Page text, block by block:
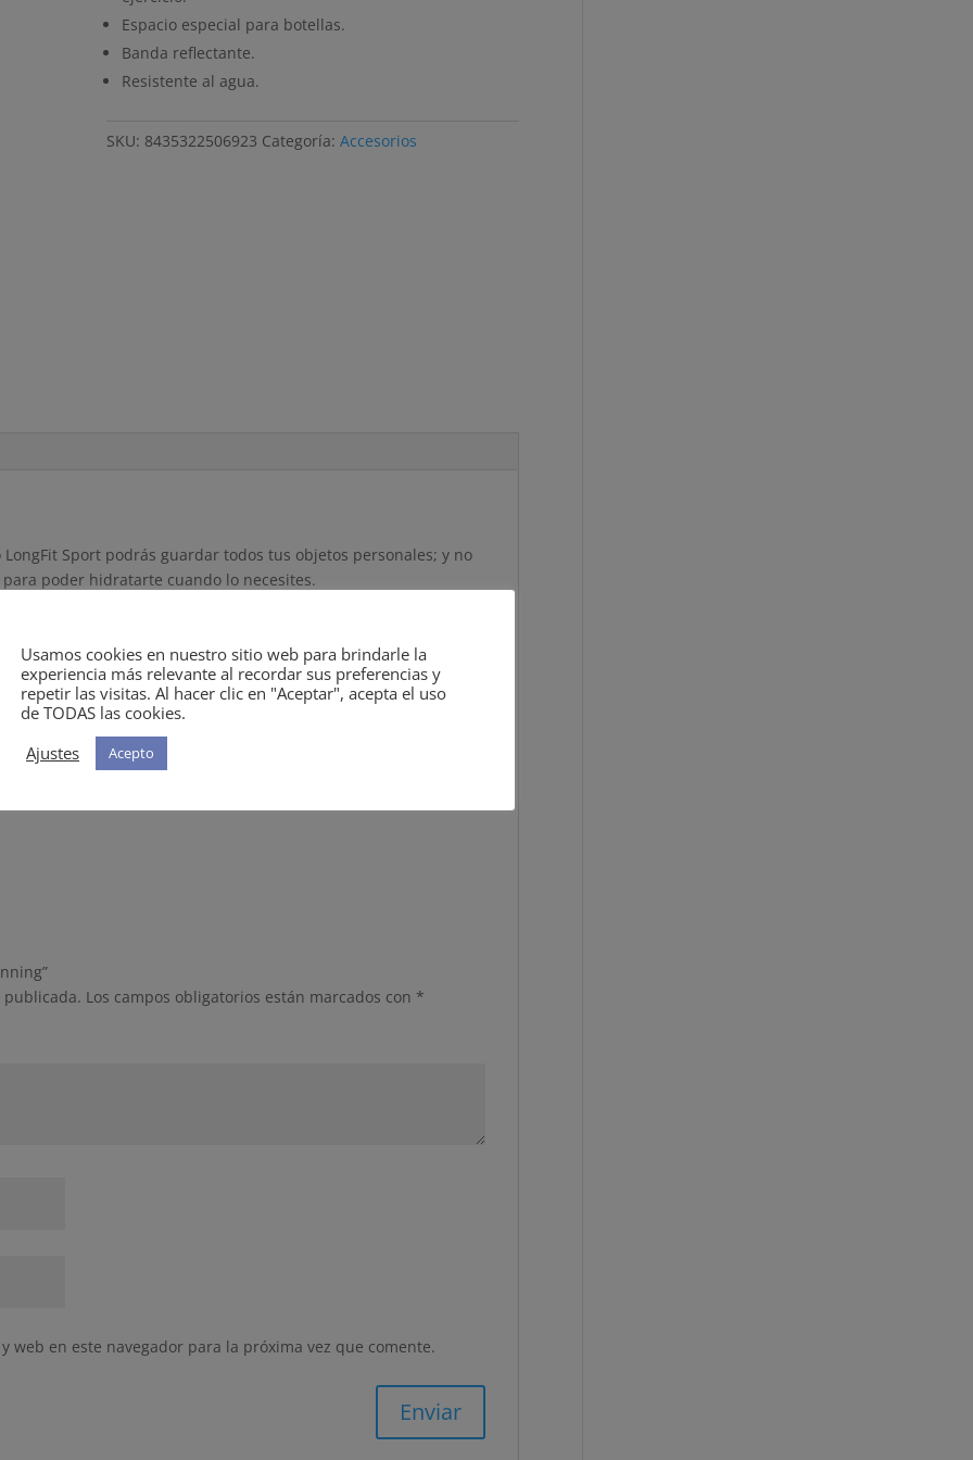
Espacio especial para botellas.
Banda reflectante.
Resistente al agua.
SKU: 8435322506923 Categoría:Accesorios
Sport podrás guardar todos tus objetos personales; y no
poder hidratarte cuando lo necesites.
es tan cómoda como práctica. Fabricada en neopreno
rápido de seguridad. Además, incluye tiras reflectantes
poca visibilidad.
LongFit Sport tiene un bolsillo principal, ideal para llevar
el móvil, ya que tiene una salida para el cable de
mientras corres y haces tus ejercicios. Además,
un portabotellas.
publicada. Los campos obligatorios están marcados con*
web en este navegador para la próxima vez que comente.
Usamos cookies en nuestro sitio web para brindarle la
experiencia más relevante al recordar sus preferencias y
repetir las visitas. Al hacer clic en "Aceptar", acepta el uso
de TODAS las cookies.
Ajustes
Acepto